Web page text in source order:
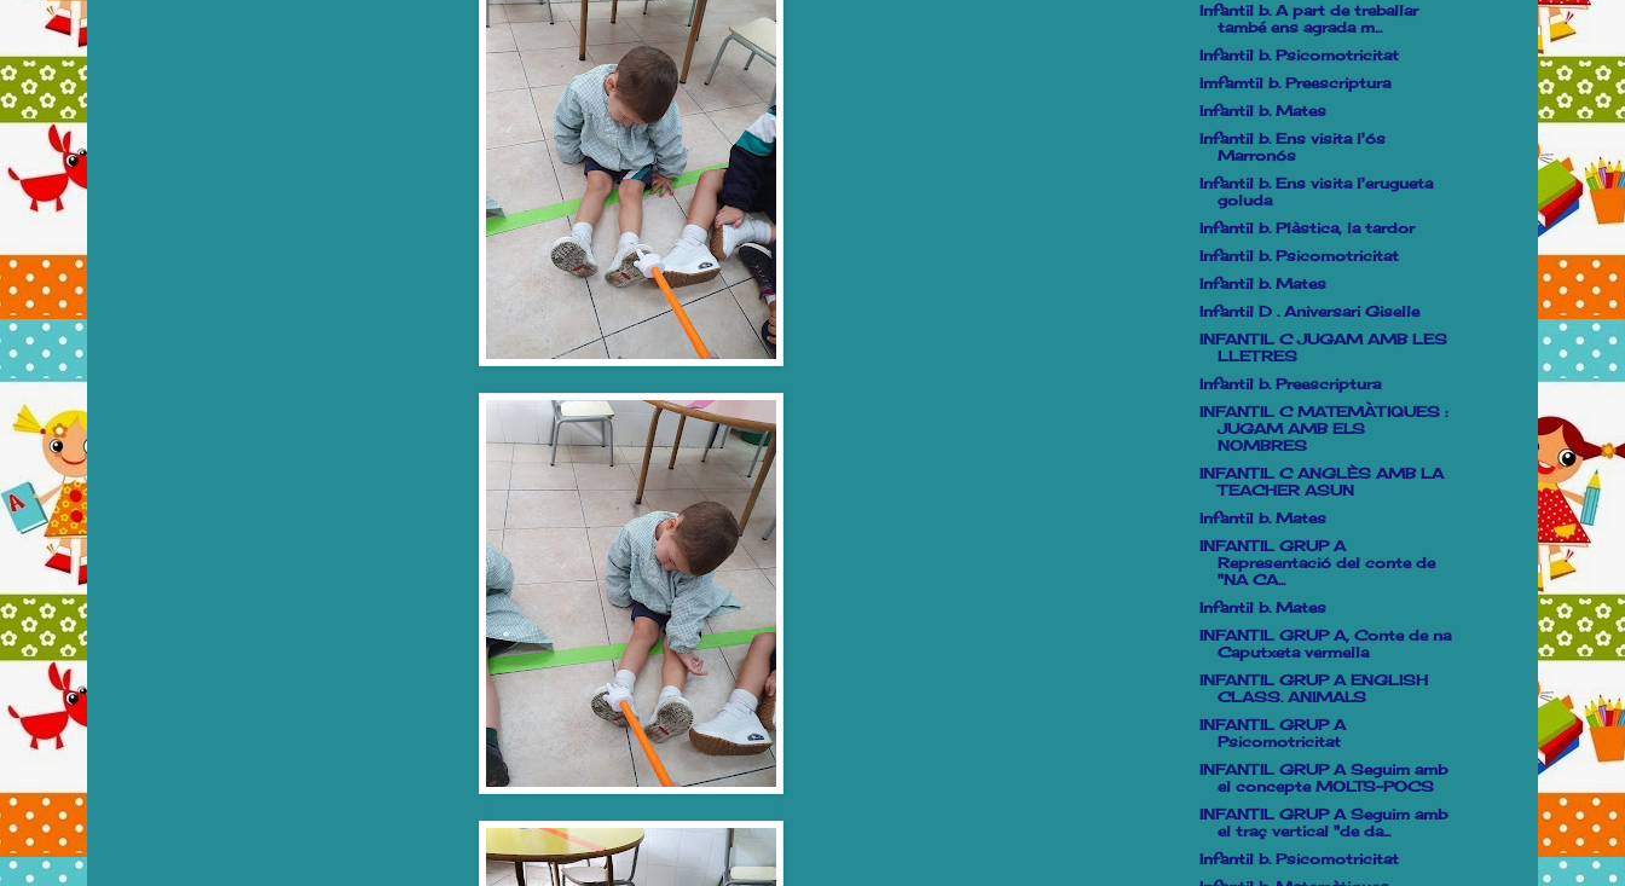
Infantil b. A part de treballar
també ens agrada m...
Infantil b. Psicomotricitat
Imfamtil b. Preescriptura
Infantil b. Mates
Infantil b. Ens visita l'ós
Marronós
Infantil b. Ens visita l'erugueta
goluda
Infantil b. Plàstica, la tardor
Infantil b. Psicomotricitat
Infantil b. Mates
Infantil D . Aniversari Giselle
INFANTIL C JUGAM AMB LES
LLETRES
Infantil b. Preescriptura
INFANTIL C MATEMÀTIQUES :
JUGAM AMB ELS
NOMBRES
INFANTIL C ANGLÈS AMB LA
TEACHER ASUN
Infantil b. Mates
INFANTIL GRUP A
Representació del conte de
"NA CA...
Infantil b. Mates
INFANTIL GRUP A, Conte de na
Caputxeta vermella
INFANTIL GRUP A ENGLISH
CLASS. ANIMALS
INFANTIL GRUP A
Psicomotricitat
INFANTIL GRUP A Seguim amb
el concepte MOLTS-POCS
INFANTIL GRUP A Seguim amb
el traç vertical "de da...
Infantil b. Psicomotricitat